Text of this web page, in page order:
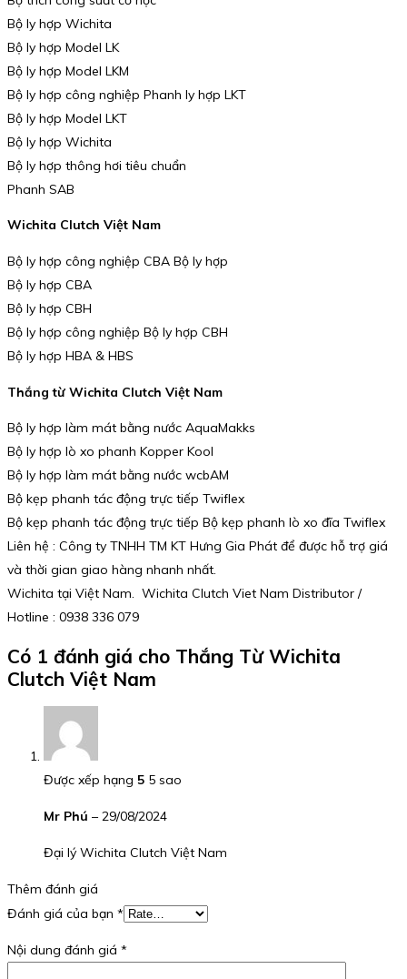
Bộ ly hợp Wichita
Bộ ly hợp Model LK
Bộ ly hợp Model LKM
Bộ ly hợp công nghiệp Phanh ly hợp LKT
Bộ ly hợp Model LKT
Bộ ly hợp Wichita
Bộ ly hợp thông hơi tiêu chuẩn
Phanh SAB
Wichita Clutch Việt Nam
Bộ ly hợp công nghiệp CBA Bộ ly hợp
Bộ ly hợp CBA
Bộ ly hợp CBH
Bộ ly hợp công nghiệp Bộ ly hợp CBH
Bộ ly hợp HBA & HBS
Thắng từ Wichita Clutch Việt Nam
Bộ ly hợp làm mát bằng nước AquaMakks
Bộ ly hợp lò xo phanh Kopper Kool
Bộ ly hợp làm mát bằng nước wcbAM
Bộ kẹp phanh tác động trực tiếp Twiflex
Bộ kẹp phanh tác động trực tiếp Bộ kẹp phanh lò xo đĩa Twiflex
Liên hệ : Công ty TNHH TM KT Hưng Gia Phát để được hỗ trợ giá
và thời gian giao hàng nhanh nhất.
Wichita tại Việt Nam. Wichita Clutch Viet Nam Distributor /
Hotline : 0938 336 079
Có 1 đánh giá cho Thắng Từ Wichita
Clutch Việt Nam
Được xếp hạng 5 5 sao
Mr Phú – 29/08/2024
Đại lý Wichita Clutch Việt Nam
Thêm đánh giá
Đánh giá của bạn *
Nội dung đánh giá *